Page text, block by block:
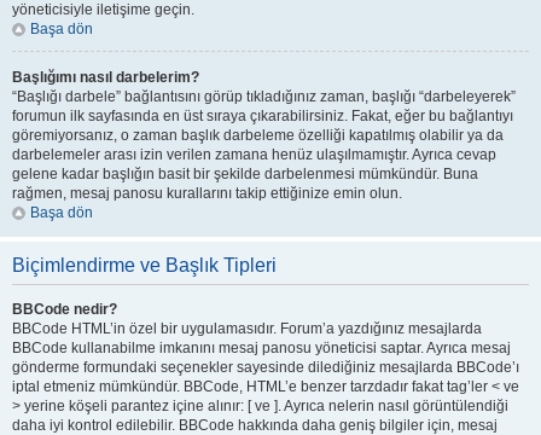
yöneticisiyle iletişime geçin.
Başa dön
Başlığımı nasıl darbelerim?
“Başlığı darbele” bağlantısını görüp tıkladığınız zaman, başlığı “darbeleyerek”
forumun ilk sayfasında en üst sıraya çıkarabilirsiniz. Fakat, eğer bu bağlantıyı
göremiyorsanız, o zaman başlık darbeleme özelliği kapatılmış olabilir ya da
darbelemeler arası izin verilen zamana henüz ulaşılmamıştır. Ayrıca cevap
gelene kadar başlığın basit bir şekilde darbelenmesi mümkündür. Buna
rağmen, mesaj panosu kurallarını takip ettiğinize emin olun.
Başa dön
Biçimlendirme ve Başlık Tipleri
BBCode nedir?
BBCode HTML’in özel bir uygulamasıdır. Forum’a yazdığınız mesajlarda
BBCode kullanabilme imkanını mesaj panosu yöneticisi saptar. Ayrıca mesaj
gönderme formundaki seçenekler sayesinde dilediğiniz mesajlarda BBCode’ı
iptal etmeniz mümkündür. BBCode, HTML’e benzer tarzdadır fakat tag’ler < ve
> yerine köşeli parantez içine alınır: [ ve ]. Ayrıca nelerin nasıl görüntülendiği
daha iyi kontrol edilebilir. BBCode hakkında daha geniş bilgiler için, mesaj